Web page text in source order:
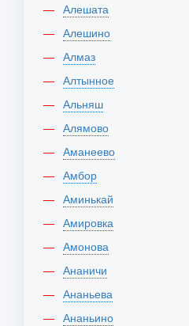
Алешата
Алешино
Алмаз
Алтынное
Альняш
Алямово
Аманеево
Амбор
Аминькай
Амировка
Амонова
Ананичи
Ананьева
Ананьино